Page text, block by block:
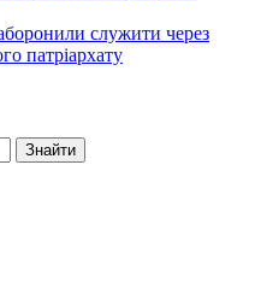
служити через
патріархату
Знайти